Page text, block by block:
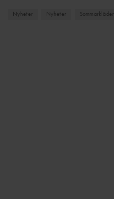
Nyheter Nyheter Sommarkläder